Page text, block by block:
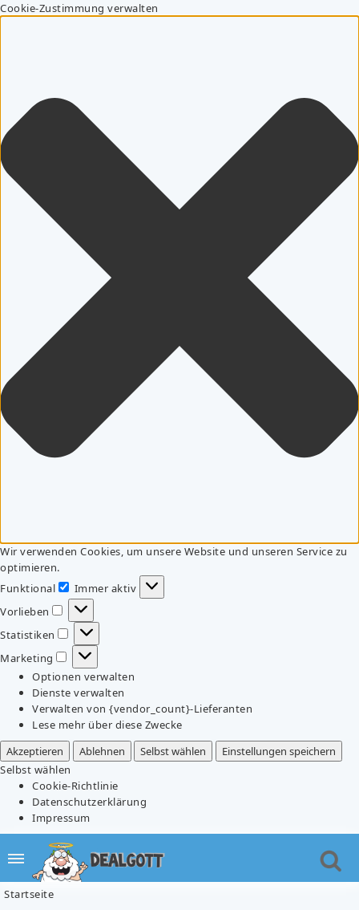
Cookie-Zustimmung verwalten
Wir verwenden Cookies, um unsere Website und unseren Service zu
optimieren.
Funktional
Funktional
Immer aktiv
Vorlieben
Vorlieben
Statistiken
Statistiken
Marketing
Marketing
Optionen verwalten
Dienste verwalten
Verwalten von {vendor_count}-Lieferanten
Lese mehr über diese Zwecke
Akzeptieren
Ablehnen Selbst wählen
Einstellungen speichern
Selbst wählen
Cookie-Richtlinie
Datenschutzerklärung
Impressum
Startseite